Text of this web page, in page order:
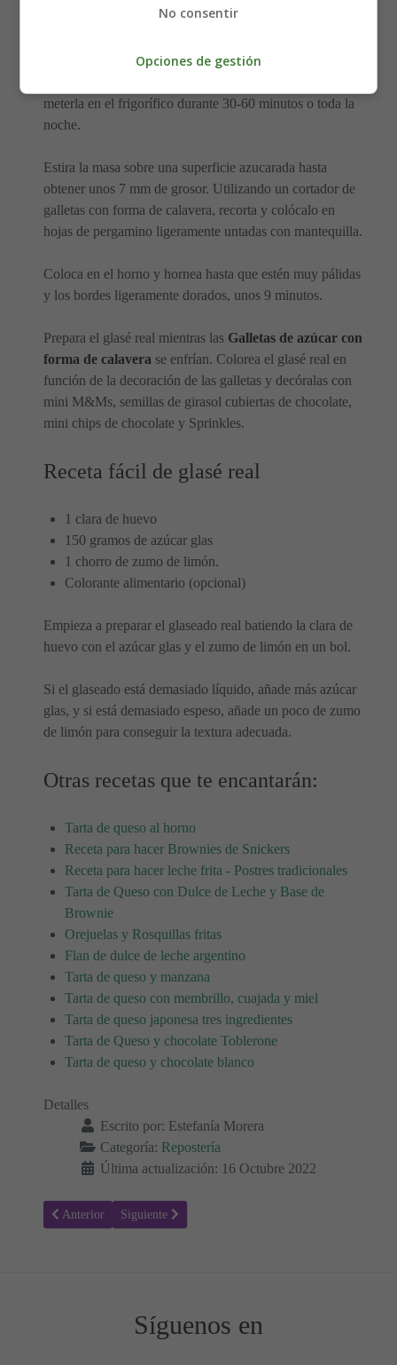
que se forme la masa. No batir en exceso.
Extender la masa con un grosor de unos 13 mm en una
meterla en el frigorífico durante 30-60 minutos o toda la
noche.
Estira la masa sobre una superficie azucarada hasta
obtener unos 7 mm de grosor. Utilizando un cortador de
galletas con forma de calavera, recorta y colócalo en
hojas de pergamino ligeramente untadas con mantequilla.
Coloca en el horno y hornea hasta que estén muy pálidas
y los bordes ligeramente dorados, unos 9 minutos.
Prepara el glasé real mientras las Galletas de azúcar con
forma de calavera se enfrían. Colorea el glasé real en
función de la decoración de las galletas y decóralas con
mini M&Ms, semillas de girasol cubiertas de chocolate,
mini chips de chocolate y Sprinkles.
Receta fácil de glasé real
1 clara de huevo
150 gramos de azúcar glas
1 chorro de zumo de limón.
Colorante alimentario (opcional)
Empieza a preparar el glaseado real batiendo la clara de
huevo con el azúcar glas y el zumo de limón en un bol.
Si el glaseado está demasiado líquido, añade más azúcar
glas, y si está demasiado espeso, añade un poco de zumo
de limón para conseguir la textura adecuada.
Otras recetas que te encantarán:
Tarta de queso al horno
Receta para hacer Brownies de Snickers
Receta para hacer leche frita - Postres tradicionales
Tarta de Queso con Dulce de Leche y Base de
Brownie
Orejuelas y Rosquillas fritas
Flan de dulce de leche argentino
Tarta de queso y manzana
Tarta de queso con membrillo, cuajada y miel
Tarta de queso japonesa tres ingredientes
Tarta de Queso y chocolate Toblerone
Tarta de queso y chocolate blanco
Detalles
Escrito por: Estefanía Morera
Categoría: Repostería
Última actualización: 16 Octubre 2022
Artículo anterior: Receta para hacer Tortitas de batata 🥞
Anterior Artículo siguiente: Receta para hacer Mermeladas y
Siguiente
Síguenos en
No consentir
Opciones de gestión